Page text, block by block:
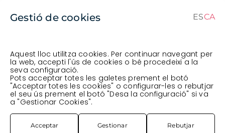
CAES
Comanda en curs (prevista per al) · Transportista
Veure comanda
COMPLEMENTS CRISTALL VIDRE GERRO VIDRE TAP SURO 19X25CM
Gestió de cookies ESCA
Aquest lloc utilitza cookies. Per continuar navegant per
la web, accepti l'ús de cookies o bé procedeixi a la
seva configuració.
Pots acceptar totes les galetes prement el botó
"Acceptar totes les cookies" o configurar-les o rebutjar
el seu ús prement el botó "Desa la configuració" si va
a "Gestionar Cookies".
Acceptar Gestionar Rebutjar